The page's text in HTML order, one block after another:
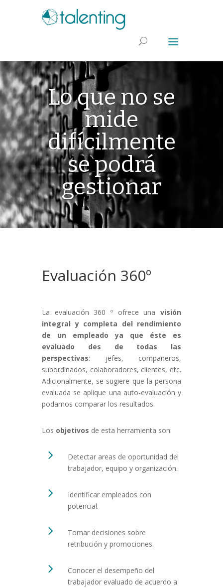
Lo que no se
mide
difícilmente
se podrá
gestionar
Evaluación 360º
La evaluación 360 º ofrece una visión
integral y completa del rendimiento
de un empleado ya que éste es
evaluado des de todas las
perspectivas: jefes, compañeros,
subordinados, colaboradores, clientes, etc.
Adicionalmente, se sugiere que la persona
evaluada se aplique una auto-evaluación y
podamos comparar los resultados.
Los objetivos de esta herramienta son:
5
Detectar areas de oportunidad del
trabajador, equipo y organización.
5
Identificar empleados con
potencial.
5
Tomar decisiones sobre
retribución y promociones.
5
Conocer el desempeño del
trabajador evaluado de acuerdo a